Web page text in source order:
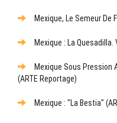
Mexique, Le Semeur De
Mexique : La
Mexique Sous Pression
(ARTE Reportage)
Mexique : "La Bestia"